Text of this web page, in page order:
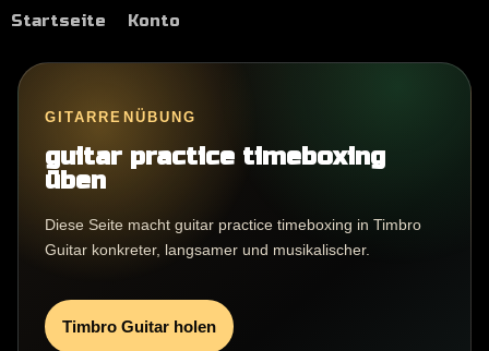
Startseite Konto
GITARRENÜBUNG
guitar practice timeboxing
üben
Diese Seite macht guitar practice timeboxing in Timbro
Guitar konkreter, langsamer und musikalischer.
Timbro Guitar holen